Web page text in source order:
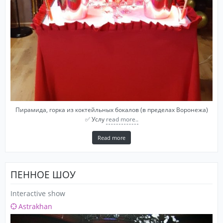
Пирамида, горка из коктейльных бокалов (в пределах Воронежа)
✅ Услу read more..
Read more
ПЕННОЕ ШОУ
Interactive show
Astrakhan